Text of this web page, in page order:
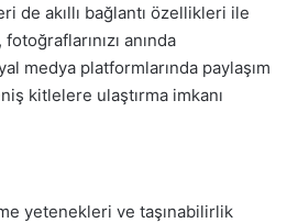
akıllı bağlantı özellikleri ile
anında
medya platformlarında paylaşım
kitlelere ulaştırma imkanı
yetenekleri ve taşınabilirlik